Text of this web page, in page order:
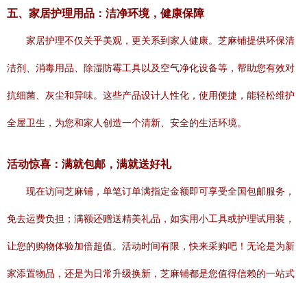
五、家居护理用品：洁净环境，健康保障
家居护理不仅关乎美观，更关系到家人健康。芝麻铺提供环保清
洁剂、消毒用品、除湿防霉工具以及空气净化设备等，帮助您有效对
抗细菌、灰尘和异味。这些产品设计人性化，使用便捷，能轻松维护
全屋卫生，为您和家人创造一个清新、安全的生活环境。
活动惊喜：满就包邮，满就送好礼
现在访问芝麻铺，单笔订单满指定金额即可享受全国包邮服务，
免去运费负担；满额还赠送精美礼品，如实用小工具或护理试用装，
让您的购物体验加倍超值。活动时间有限，快来采购吧！无论是为新
家添置物品，还是为日常升级换新，芝麻铺都是您值得信赖的一站式